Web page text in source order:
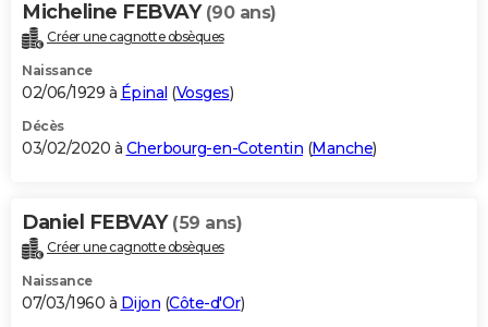
Micheline FEBVAY (90 ans)
Créer une cagnotte obsèques
Naissance
02/06/1929 à Épinal (Vosges)
Décès
03/02/2020 à Cherbourg-en-Cotentin (Manche)
Daniel FEBVAY (59 ans)
Créer une cagnotte obsèques
Naissance
07/03/1960 à Dijon (Côte-d'Or)